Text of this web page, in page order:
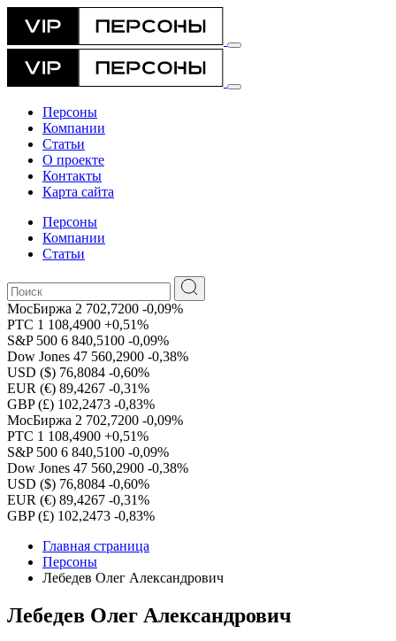
Персоны
Компании
Статьи
О проекте
Контакты
Карта сайта
Персоны
Компании
Статьи
МосБиржа 2 702,7200 -0,09%
РТС 1 108,4900 +0,51%
S&P 500 6 840,5100 -0,09%
Dow Jones 47 560,2900 -0,38%
USD ($) 76,8084 -0,60%
EUR (€) 89,4267 -0,31%
GBP (£) 102,2473 -0,83%
МосБиржа 2 702,7200 -0,09%
РТС 1 108,4900 +0,51%
S&P 500 6 840,5100 -0,09%
Dow Jones 47 560,2900 -0,38%
USD ($) 76,8084 -0,60%
EUR (€) 89,4267 -0,31%
GBP (£) 102,2473 -0,83%
Главная страница
Персоны
Лебедев Олег Александрович
Лебедев Олег Александрович